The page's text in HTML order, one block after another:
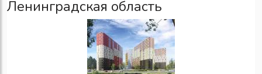
Ленинградская область